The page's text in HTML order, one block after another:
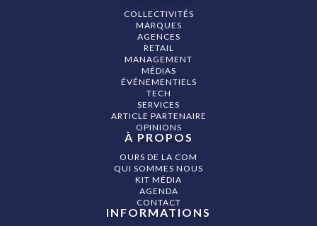
COLLECTIVITÉS
MARQUES
AGENCES
RETAIL
MANAGEMENT
MÉDIAS
ÉVÉNEMENTIELS
TECH
SERVICES
ARTICLE PARTENAIRE
OPINIONS
À PROPOS
OURS DE LA COM
QUI SOMMES NOUS
KIT MÉDIA
AGENDA
CONTACT
INFORMATIONS